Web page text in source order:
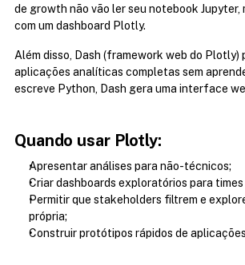
de growth não vão ler seu notebook Jupyter,
com um dashboard Plotly.
Além disso, Dash (framework web do Plotly)
aplicações analíticas completas sem
escreve Python, Dash gera uma interface
Quando usar Plotly:
Apresentar análises para não-técnicos;
Criar dashboards exploratórios para
Permitir que stakeholders filtrem e
própria;
Construir protótipos rápidos de